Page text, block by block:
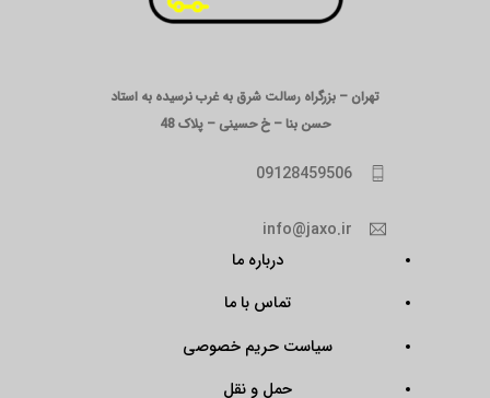
تهران – بزرگراه رسالت شرق به غرب نرسیده به استاد
حسن بنا – خ حسینی – پلاک 48
09128459506
info@jaxo.ir
درباره ما
تماس با ما
سیاست حریم خصوصی
حمل و نقل